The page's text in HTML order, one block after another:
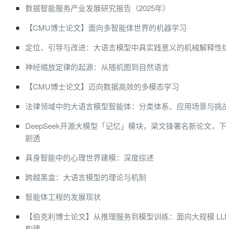
数据智能服务产业发展研究报告（2025年）
【CMU博士论文】面向多智能体世界的机器学习
定位、引导与改进：大语言模型中具实践意义的机械解释性
神经缩放定律的起源：从随机图到自然语言
【CMU博士论文】迈向数据高效的多模态学习
法律领域中的大语言模型智能体：分类体系、应用场景与挑
DeepSeek开源大模型「记忆」模块，梁文锋署名新论文，
剧透
具身智能中的心理世界建模：深度综述
跨越黑盒：大语言模型的理论与机制
智能体工程的发展现状
【伯克利博士论文】从推理服务到模型训练：面向大规模